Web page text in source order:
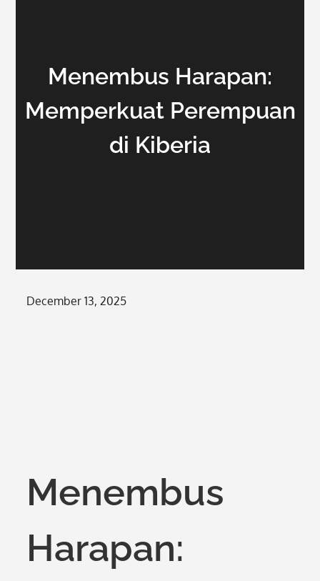
Menembus Harapan:
Memperkuat Perempuan
di Kiberia
Posted
December 13, 2025
Menembus
Harapan: